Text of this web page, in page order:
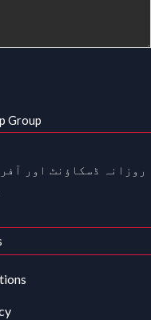
Group
روزانہ ڈسکاؤنٹ اور